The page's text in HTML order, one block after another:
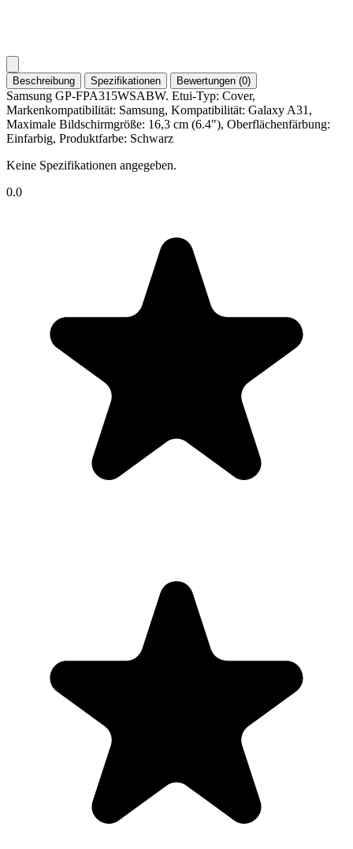
Beschreibung Spezifikationen Bewertungen (0)
Samsung GP-FPA315WSABW. Etui-Typ: Cover,
Markenkompatibilität: Samsung, Kompatibilität: Galaxy A31,
Maximale Bildschirmgröße: 16,3 cm (6.4"), Oberflächenfärbung:
Einfarbig, Produktfarbe: Schwarz
Keine Spezifikationen angegeben.
0.0